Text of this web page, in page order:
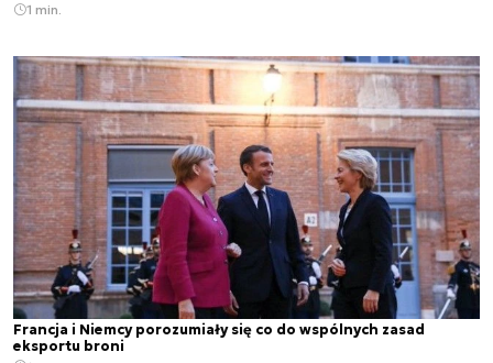
1 min.
Francja i Niemcy porozumiały się co do wspólnych zasad
eksportu broni